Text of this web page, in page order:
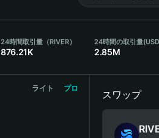
24時間取引量（RIVER）
876.21K
24時間の取引量
2.85M
ライト プロ
スワップ